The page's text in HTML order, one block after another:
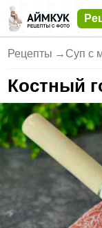
Рецепты → Суп с
Костный